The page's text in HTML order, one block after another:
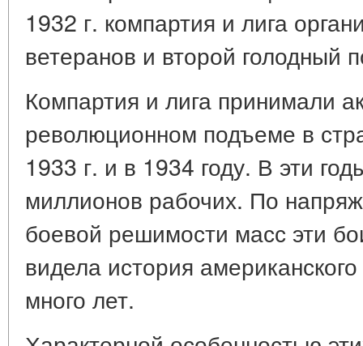
1932 г. компартия и лига
ветеранов и второй голодный
Компартия и лига принимали
революционном подъеме в
1933 г. и в 1934 году. В эти
миллионов рабочих. По
боевой решимости масс эти
видела история
много лет.